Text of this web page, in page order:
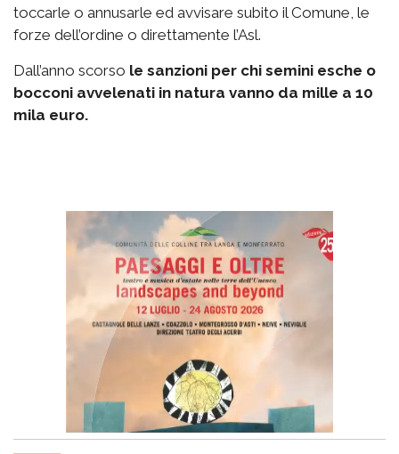
toccarle o annusarle ed avvisare subito il Comune, le
forze dell’ordine o direttamente l’Asl.
Dall’anno scorso le sanzioni per chi semini esche o
bocconi avvelenati in natura vanno da mille a 10
mila euro.